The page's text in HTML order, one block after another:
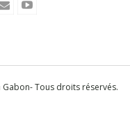
Tous droits réservés.